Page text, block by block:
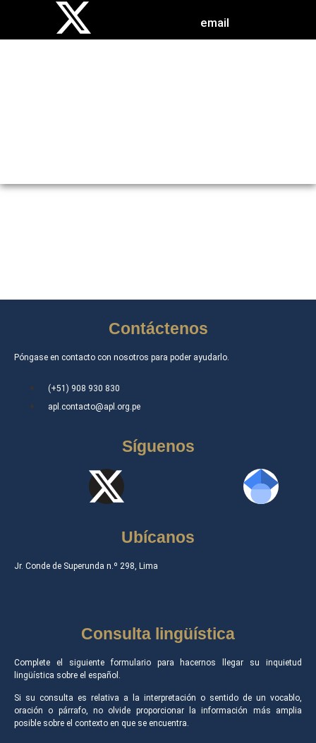
email
Contáctenos
Póngase en contacto con nosotros para poder ayudarlo.
(+51) 908 930 830
apl.contacto@apl.org.pe
Síguenos
Ubícanos
Jr. Conde de Superunda n.º 298, Lima
Consulta lingüística
Complete el siguiente formulario para hacernos llegar su inquietud
lingüística sobre el español.
Si su consulta es relativa a la interpretación o sentido de un vocablo,
oración o párrafo, no olvide proporcionar la información más amplia
posible sobre el contexto en que se encuentra.